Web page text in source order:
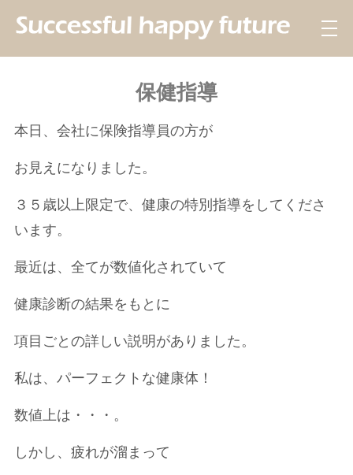
保健指導
本日、会社に保険指導員の方が
お見えになりました。
３５歳以上限定で、健康の特別指導をしてくださ
います。
最近は、全てが数値化されていて
健康診断の結果をもとに
項目ごとの詳しい説明がありました。
私は、パーフェクトな健康体！
数値上は・・・。
しかし、疲れが溜まって